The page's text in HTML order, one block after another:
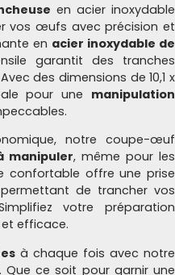
en acier inoxydable
vos œufs avec précision et
en acier inoxydable de
garantit des tranches
des dimensions de 10,1 x
pour une manipulation
notre coupe-œuf
manipuler, même pour les
confortable offre une prise
de trancher vos
votre préparation
efficace.
à chaque fois avec notre
ce soit pour garnir une